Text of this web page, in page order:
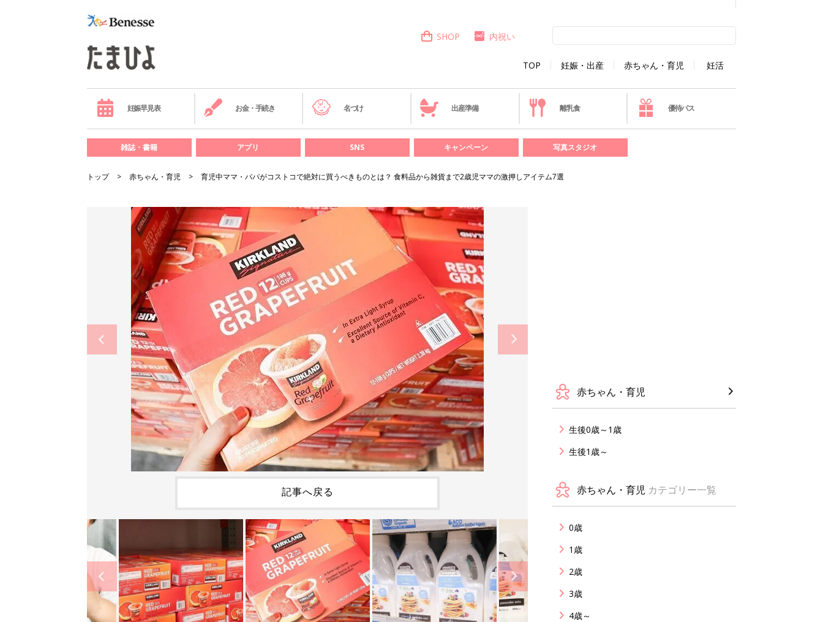
TOP 妊娠・出産 赤ちゃん・育児 妊活
SHOP 内祝い
妊娠早見表 お金・手続き 名づけ 出産準備 離乳食 優待パス
雑誌・書籍 アプリ SNS キャンペーン 写真スタジオ
トップ 赤ちゃん・育児 育児中ママ・パパがコストコで絶対に買うべきものとは？ 食料品から雑貨まで2歳児ママの激押しアイテム7選
記事へ戻る
赤ちゃん・育児
生後0歳～1歳
生後1歳～
赤ちゃん・育児 カテゴリー一覧
0歳
1歳
2歳
3歳
4歳～